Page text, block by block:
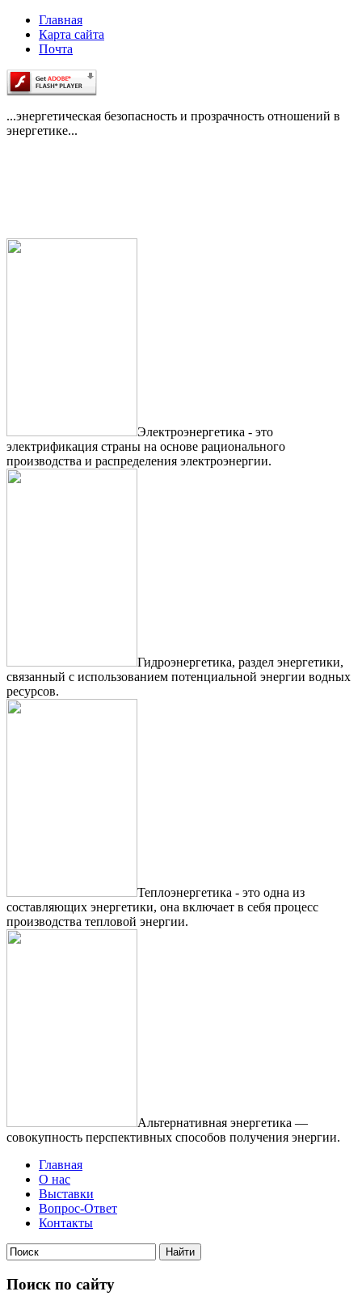
Главная
Карта сайта
Почта
...энергетическая безопасность и прозрачность отношений в
энергетике...
Электроэнергетика - это
электрификация страны на основе рационального
производства и распределения электроэнергии.
Гидроэнергетика, раздел энергетики,
связанный с использованием потенциальной энергии водных
ресурсов.
Теплоэнергетика - это одна из
составляющих энергетики, она включает в себя процесс
производства тепловой энергии.
Альтернативная энергетика —
совокупность перспективных способов получения энергии.
Главная
О нас
Выставки
Вопрос-Ответ
Контакты
Поиск по сайту